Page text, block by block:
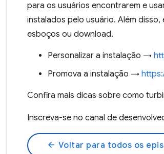
para os usuários encontrarem e
instalados pelo usuário. Além
esboços ou download.
Personalizar a instalação →
Promova a instalação →
Confira mais dicas sobre como
Inscreva-se no canal de
arrow_back Voltar para todos os